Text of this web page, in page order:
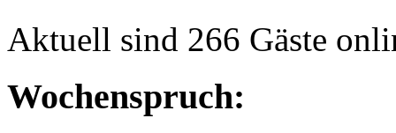
Aktuell sind 266 Gäste
Wochenspruch: